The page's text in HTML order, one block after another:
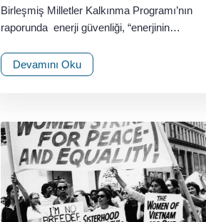
Birleşmiş Milletler Kalkınma Programı’nın
raporunda enerji güvenliği, “enerjinin…
Devamını Oku